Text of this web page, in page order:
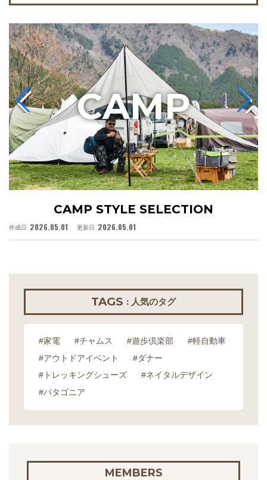
CAMP STYLE SELECTION
作成日 2026.05.01 更新日 2026.05.01
CAMP
TAGS : 人気のタグ
#家電 #チャムス #遊歩倶楽部
#軽自動車
#アウトドアイベント
#ダナー
#トレッキングシューズ
#ネイタルデザイン
#パタゴニア
MEMBERS